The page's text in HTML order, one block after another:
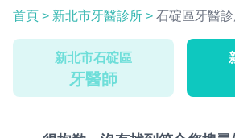
首頁 > 新北市牙醫診所 > 石碇區牙醫
新北市石碇區
牙醫師